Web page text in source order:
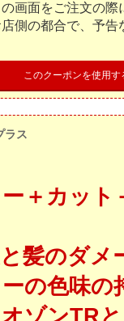
画面をご注文の
側の都合で、予告
このクーポンを使用す
ラス
ー＋カッ
髪のダメ
の色味の
ゾンTR